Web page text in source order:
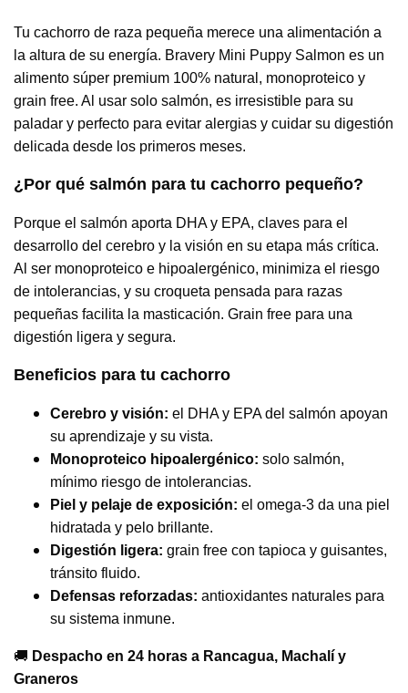
Tu cachorro de raza pequeña merece una alimentación a
la altura de su energía. Bravery Mini Puppy Salmon es un
alimento súper premium 100% natural, monoproteico y
grain free. Al usar solo salmón, es irresistible para su
paladar y perfecto para evitar alergias y cuidar su digestión
delicada desde los primeros meses.
¿Por qué salmón para tu cachorro pequeño?
Porque el salmón aporta DHA y EPA, claves para el
desarrollo del cerebro y la visión en su etapa más crítica.
Al ser monoproteico e hipoalergénico, minimiza el riesgo
de intolerancias, y su croqueta pensada para razas
pequeñas facilita la masticación. Grain free para una
digestión ligera y segura.
Beneficios para tu cachorro
Cerebro y visión: el DHA y EPA del salmón apoyan
su aprendizaje y su vista.
Monoproteico hipoalergénico: solo salmón,
mínimo riesgo de intolerancias.
Piel y pelaje de exposición: el omega-3 da una piel
hidratada y pelo brillante.
Digestión ligera: grain free con tapioca y guisantes,
tránsito fluido.
Defensas reforzadas: antioxidantes naturales para
su sistema inmune.
🚚 Despacho en 24 horas a Rancagua, Machalí y
Graneros